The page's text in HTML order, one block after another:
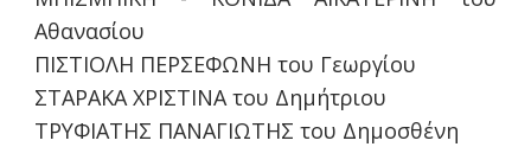
Αθανασίου
ΠΙΣΤΙΟΛΗ ΠΕΡΣΕΦΩΝΗ του Γεωργίου
ΣΤΑΡΑΚΑ ΧΡΙΣΤΙΝΑ του Δημήτριου
ΤΡΥΦΙΑΤΗΣ ΠΑΝΑΓΙΩΤΗΣ του Δημοσθένη